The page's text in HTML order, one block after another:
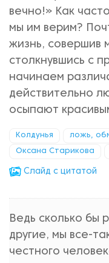
вечно!» Как
мы им верим?
жизнь, совершив
столкнувшись с
начинаем
действительно
осыпают
Колдунья ложь,
Оксана Старикова
Cлайд с цитатой
Ведь сколько бы
другие, мы все-
честного